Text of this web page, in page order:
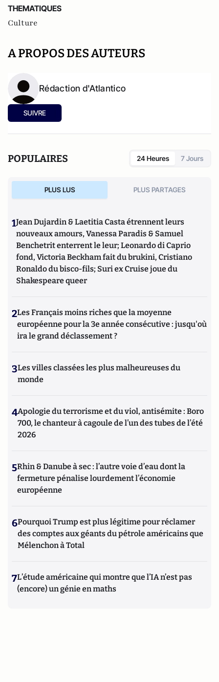
THEMATIQUES
Culture
A PROPOS DES AUTEURS
Rédaction d'Atlantico
SUIVRE
POPULAIRES 24 Heures 7 Jours
PLUS LUS PLUS PARTAGES
1Jean Dujardin & Laetitia Casta étrennent leurs
nouveaux amours, Vanessa Paradis & Samuel
Benchetrit enterrent le leur; Leonardo di Caprio
fond, Victoria Beckham fait du brukini, Cristiano
Ronaldo du bisco-fils; Suri ex Cruise joue du
Shakespeare queer
2Les Français moins riches que la moyenne
européenne pour la 3e année consécutive : jusqu'où
ira le grand déclassement ?
3Les villes classées les plus malheureuses du
monde
4Apologie du terrorisme et du viol, antisémite : Boro
700, le chanteur à cagoule de l’un des tubes de l’été
2026
5Rhin & Danube à sec : l’autre voie d’eau dont la
fermeture pénalise lourdement l’économie
européenne
6Pourquoi Trump est plus légitime pour réclamer
des comptes aux géants du pétrole américains que
Mélenchon à Total
7L’étude américaine qui montre que l’IA n’est pas
(encore) un génie en maths